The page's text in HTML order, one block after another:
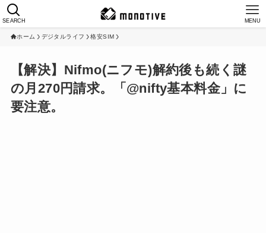
SEARCH MENU
ホーム デジタルライフ 格安SIM
【解決】Nifmo(ニフモ)解約後も続く謎
の月270円請求。「@nifty基本料金」に
要注意。